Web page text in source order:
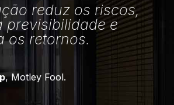
reduz os riscos,
previsibilidade e
os retornos.
, Motley Fool.